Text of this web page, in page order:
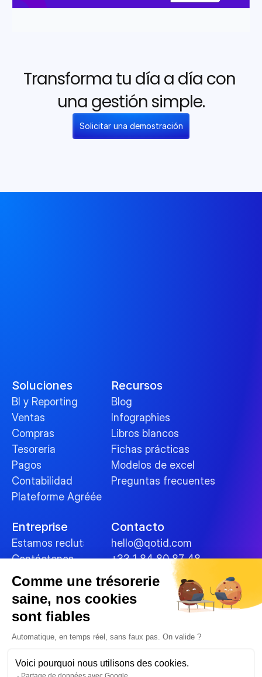
Comme une trésorerie
saine, nos cookies
sont fiables
Automatique, en temps réel, sans faux pas. On valide ?
Voici pourquoi nous utilisons des cookies.
Transforma tu día a día con
una gestión simple.
Solicitar una demostración
Soluciones
BI y Reporting
Ventas
Compras
Tesorería
Pagos
Contabilidad
Plateforme Agréée
Recursos
Blog
Infographies
Libros blancos
Fichas prácticas
Modelos de excel
Preguntas frecuentes
Entreprise
Estamos reclutando
Contáctenos
Contacto
hello@qotid.com
+33 1 84 80 87 48
Políticas
Términos y condiciones
Mentions légales
Galletas
Política de privacidad